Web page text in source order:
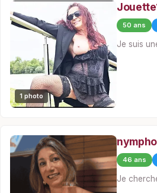
1 photo
50 ans
Je suis
46 ans
Je